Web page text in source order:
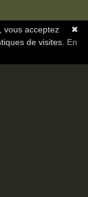
✖
vous acceptez
de visites. En